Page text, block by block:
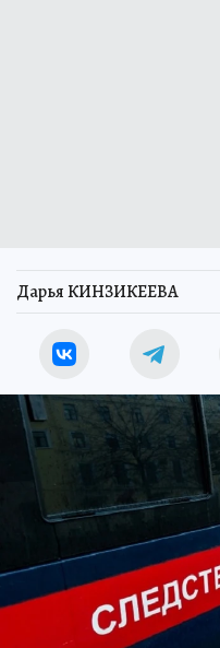
Дарья КИНЗИКЕЕВА